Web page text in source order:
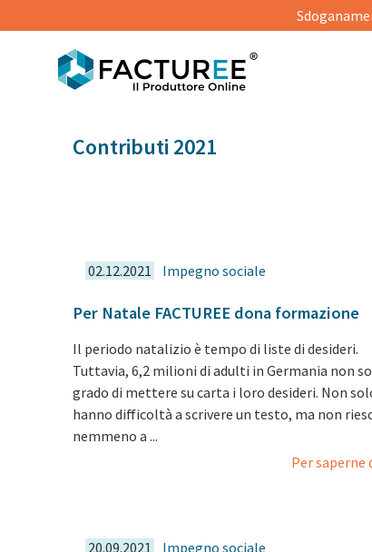
Contributi 2021
02.12.2021 Impegno sociale
Per Natale FACTUREE dona formazione
Il periodo natalizio è tempo di liste di desideri.
Tuttavia, 6,2 milioni di adulti in Germania non
grado di mettere su carta i loro desideri. Non
hanno difficoltà a scrivere un testo, ma non
nemmeno a ...
Per saperne
20.09.2021 Impegno sociale